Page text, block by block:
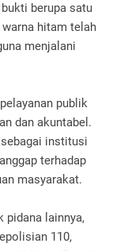
berupa satu
hitam telah
menjalani
publik
dan akuntabel.
institusi
terhadap
masyarakat.
pidana lainnya,
110,